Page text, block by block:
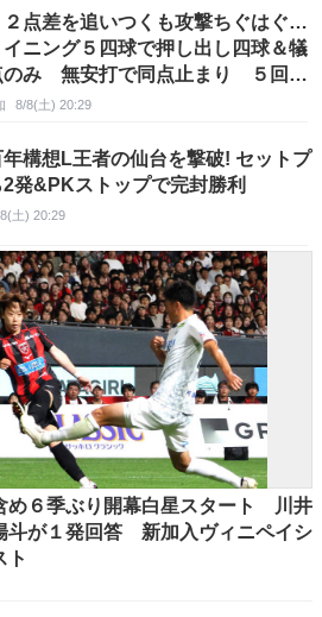
２点差を追いつくも攻撃ちぐはぐ…
イニング５四球で押し出し四球＆犠
のみ 無安打で同点止まり ５回は
から無得点 決定打を欠く
8/8(土) 20:29
構想L王者の仙台を撃破! セットプ
2発&PKストップで完封勝利
土) 20:29
め６季ぶり開幕白星スタート 川井
斗が１発回答 新加入ヴィニペイシ
ト